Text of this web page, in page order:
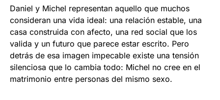
Daniel y Michel representan aquello que muchos
consideran una vida ideal: una relación estable, una
casa construida con afecto, una red social que los
valida y un futuro que parece estar escrito. Pero
detrás de esa imagen impecable existe una tensión
silenciosa que lo cambia todo: Michel no cree en el
matrimonio entre personas del mismo sexo.